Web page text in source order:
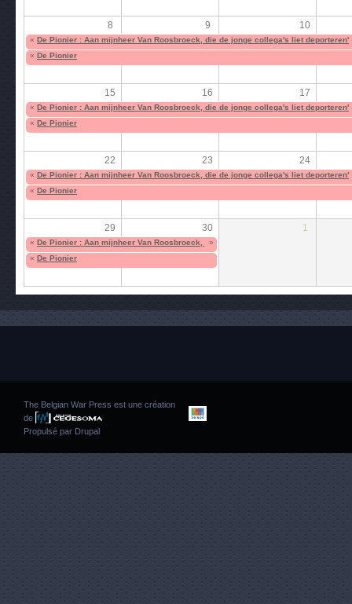
8 9 10
« De Pionier : Aan mijnheer Van Roosbroeck, die de jonge collega's liet deporteren'
« De Pionier
15 16 17
« De Pionier : Aan mijnheer Van Roosbroeck, die de jonge collega's liet deporteren'
« De Pionier
22 23 24
« De Pionier : Aan mijnheer Van Roosbroeck, die de jonge collega's liet deporteren'
« De Pionier
29 30 1
« De Pionier : Aan mijnheer Van Roosbroeck, die de jonge collega's liet deporteren'
»
« De Pionier
The Belgian War Press est une création
de
Propulsé par Drupal